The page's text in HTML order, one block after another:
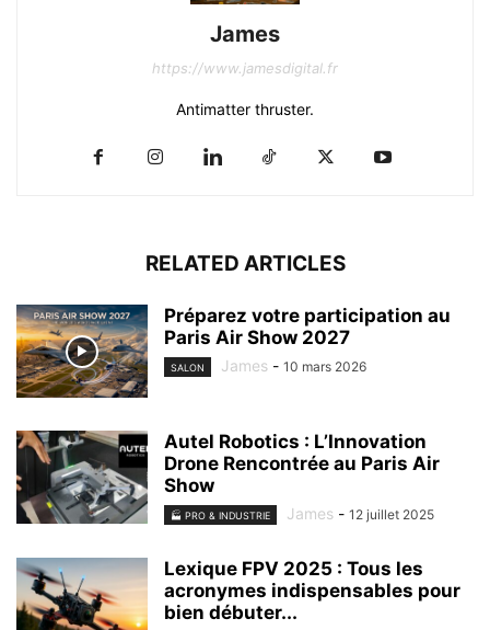
James
https://www.jamesdigital.fr
Antimatter thruster.
RELATED ARTICLES
Préparez votre participation au
Paris Air Show 2027
SALON James - 10 mars 2026
Autel Robotics : L’Innovation
Drone Rencontrée au Paris Air
Show
🏭 PRO & INDUSTRIE James - 12 juillet 2025
Lexique FPV 2025 : Tous les
acronymes indispensables pour
bien débuter...